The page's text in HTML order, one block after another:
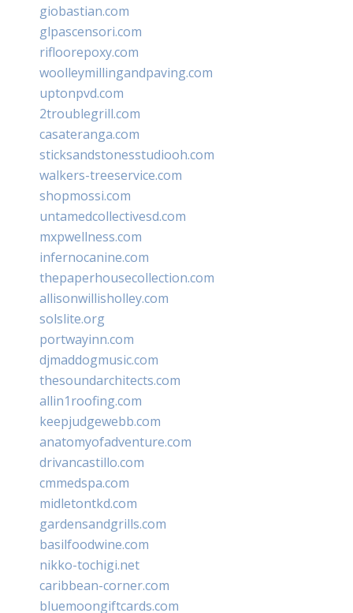
giobastian.com
glpascensori.com
rifloorepoxy.com
woolleymillingandpaving.com
uptonpvd.com
2troublegrill.com
casateranga.com
sticksandstonesstudiooh.com
walkers-treeservice.com
shopmossi.com
untamedcollectivesd.com
mxpwellness.com
infernocanine.com
thepaperhousecollection.com
allisonwillisholley.com
solslite.org
portwayinn.com
djmaddogmusic.com
thesoundarchitects.com
allin1roofing.com
keepjudgewebb.com
anatomyofadventure.com
drivancastillo.com
cmmedspa.com
midletontkd.com
gardensandgrills.com
basilfoodwine.com
nikko-tochigi.net
caribbean-corner.com
bluemoongiftcards.com